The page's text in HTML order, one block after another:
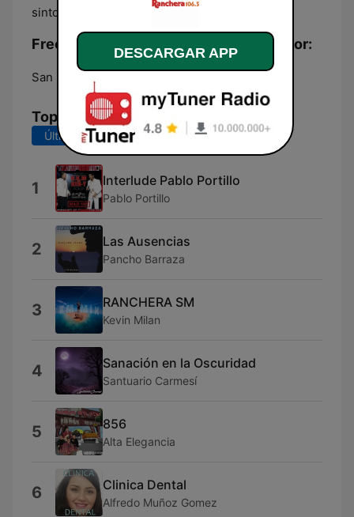
sintonizan su frecuencia.
Frecuencias Radio Ranchera El Salvador:
San Salvador:
Top Canciones
Últimos 7 días Últimos 30 días
1 Interlude Pablo Portillo
Pablo Portillo
2 Las Ausencias
Pancho Barraza
3 RANCHERA SM
Kevin Milan
4 Sanación en la Oscuridad
Santuario Carmesí
5 856
Alta Elegancia
6 Clinica Dental
Alfredo Muñoz Gomez
DESCARGAR APP